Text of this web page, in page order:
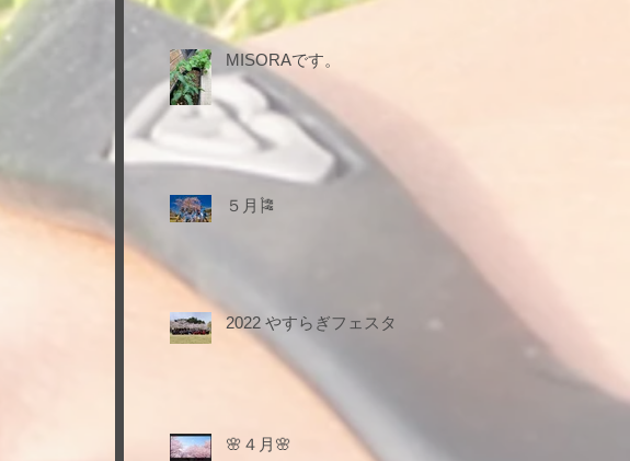
MISORAです。
５月🎏
2022 やすらぎフェスタ
🌸４月🌸